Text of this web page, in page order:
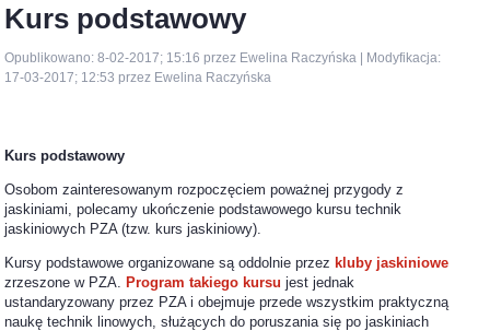
Kurs podstawowy
Opublikowano: 8-02-2017; 15:16 przez Ewelina Raczyńska | Modyfikacja:
17-03-2017; 12:53 przez Ewelina Raczyńska
Kurs podstawowy
Osobom zainteresowanym rozpoczęciem poważnej przygody z
jaskiniami, polecamy ukończenie podstawowego kursu technik
jaskiniowych PZA (tzw. kurs jaskiniowy).
Kursy podstawowe organizowane są oddolnie przez kluby jaskiniowe
zrzeszone w PZA.Program takiego kursu jest jednak
ustandaryzowany przez PZA i obejmuje przede wszystkim praktyczną
naukę technik linowych, służących do poruszania się po jaskiniach